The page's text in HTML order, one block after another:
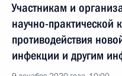
Участникам и
научно-
противодействия
инфекции и другим